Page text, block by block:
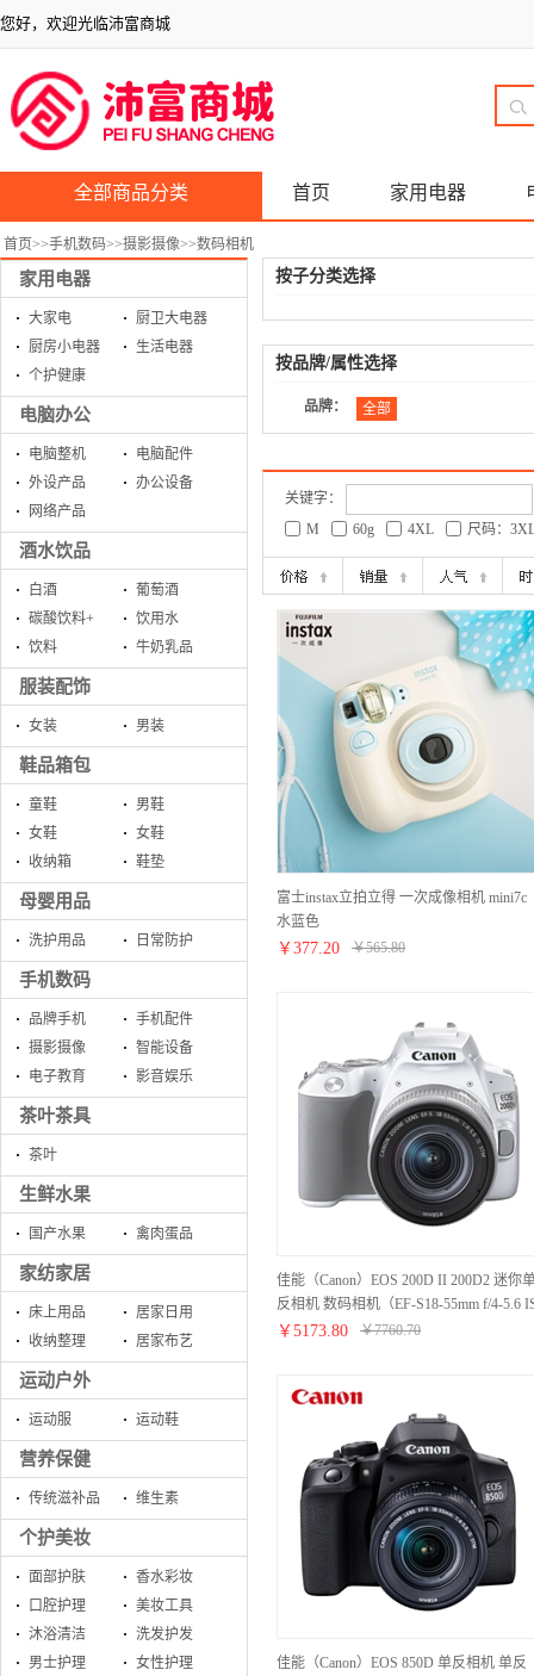
您好，欢迎光临沛富商城
全部商品分类 首页 家用电器
首页>>手机数码>>摄影摄像>>数码相机
家用电器
大家电
厨卫大电器
厨房小电器
生活电器
个护健康
电脑办公
电脑整机
电脑配件
外设产品
办公设备
网络产品
酒水饮品
白酒
葡萄酒
碳酸饮料+
饮用水
饮料
牛奶乳品
服装配饰
女装 男装
鞋品箱包
童鞋
男鞋
女鞋
女鞋
收纳箱
鞋垫
母婴用品
洗护用品 日常防护
手机数码
品牌手机
手机配件
摄影摄像
智能设备
电子教育
影音娱乐
茶叶茶具
茶叶
生鲜水果
国产水果 禽肉蛋品
家纺家居
床上用品
居家日用
收纳整理
居家布艺
运动户外
运动服 运动鞋
营养保健
传统滋补品 维生素
个护美妆
面部护肤
香水彩妆
口腔护理
美妆工具
沐浴清洁
洗发护发
男士护理
女性护理
按子分类选择
按品牌/属性选择
品牌： 全部
关键字：
M
60g 4XL 尺码：
富士instax立拍立得 一次成像相机 mini7c
水蓝色
￥ 377.20 ￥565.80
佳能（Canon）EOS 200D II 200D2 迷你
反相机 数码相机（EF-S18-55mm f/4-5.6
STM）白色 Vlog相机视频
￥ 5173.80 ￥7760.70
佳能（Canon）EOS 850D 单反相机 单反